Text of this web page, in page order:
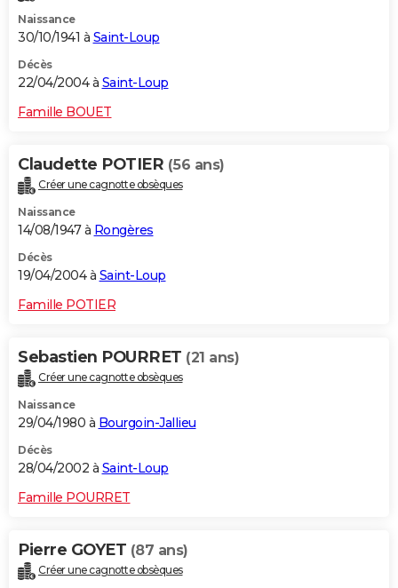
Naissance
30/10/1941 à Saint-Loup
Décès
22/04/2004 à Saint-Loup
Famille BOUET
Claudette POTIER (56 ans)
Créer une cagnotte obsèques
Naissance
14/08/1947 à Rongères
Décès
19/04/2004 à Saint-Loup
Famille POTIER
Sebastien POURRET (21 ans)
Créer une cagnotte obsèques
Naissance
29/04/1980 à Bourgoin-Jallieu
Décès
28/04/2002 à Saint-Loup
Famille POURRET
Pierre GOYET (87 ans)
Créer une cagnotte obsèques